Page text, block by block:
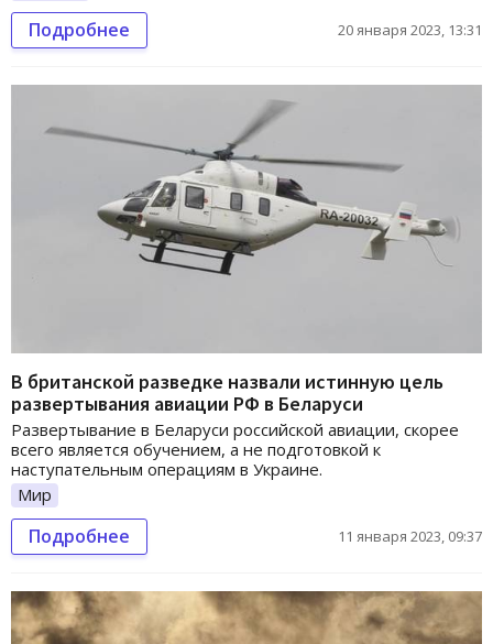
Подробнее 20 января 2023, 13:31
В британской разведке назвали истинную цель
развертывания авиации РФ в Беларуси
Развертывание в Беларуси российской авиации, скорее
всего является обучением, а не подготовкой к
наступательным операциям в Украине.
Мир
Подробнее 11 января 2023, 09:37